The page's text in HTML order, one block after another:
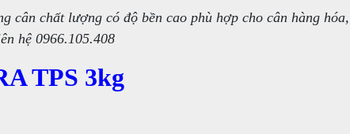
cân chất lượng có độ bền cao phù hợp cho cân hàng hóa,
hệ 0966.105.408
TPS 3kg